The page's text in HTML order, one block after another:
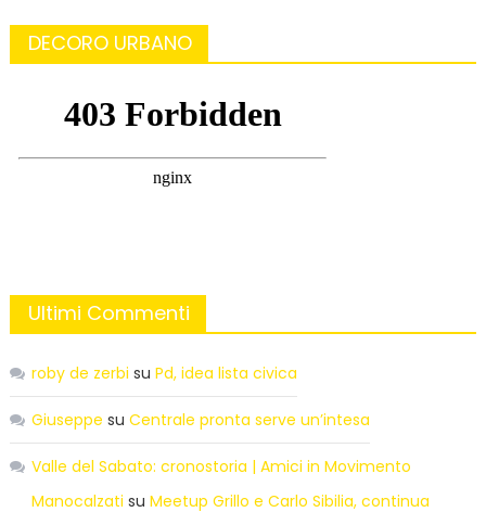
DECORO URBANO
Ultimi Commenti
roby de zerbi su Pd, idea lista civica
Giuseppe su Centrale pronta serve un’intesa
Valle del Sabato: cronostoria | Amici in Movimento
Manocalzati su Meetup Grillo e Carlo Sibilia, continua